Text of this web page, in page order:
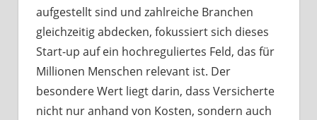
aufgestellt sind und zahlreiche Branchen
gleichzeitig abdecken, fokussiert sich dieses
Start-up auf ein hochreguliertes Feld, das für
Millionen Menschen relevant ist. Der
besondere Wert liegt darin, dass Versicherte
nicht nur anhand von Kosten, sondern auch